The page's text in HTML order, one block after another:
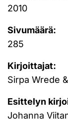
2010
Sivumäärä:
285
Kirjoittajat:
Sirpa Wrede
Esittelyn
Johanna